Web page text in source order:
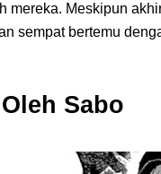
mereka. Meskipun
sempat bertemu
Sabo